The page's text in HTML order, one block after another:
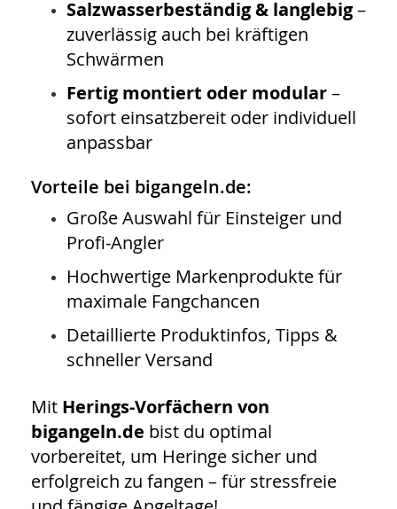
Salzwasserbeständig & langlebig–
zuverlässig auch bei kräftigen
Schwärmen
Fertig montiert oder modular–
sofort einsatzbereit oder individuell
anpassbar
Vorteile bei bigangeln.de:
Große Auswahl für Einsteiger und
Profi-Angler
Hochwertige Markenprodukte für
maximale Fangchancen
Detaillierte Produktinfos, Tipps &
schneller Versand
Mit Herings-Vorfächern von
bigangeln.de bist du optimal
vorbereitet, um Heringe sicher und
erfolgreich zu fangen – für stressfreie